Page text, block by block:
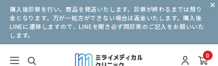
購入後診察を行い、商品を発送いたします。診察が終わるまでは預り
金となります。万が一処方ができない場合は返金いたします。購入後
LINEに遷移しますので、LINEを開き必ず問診票のご記入をお願いいた
します。
0